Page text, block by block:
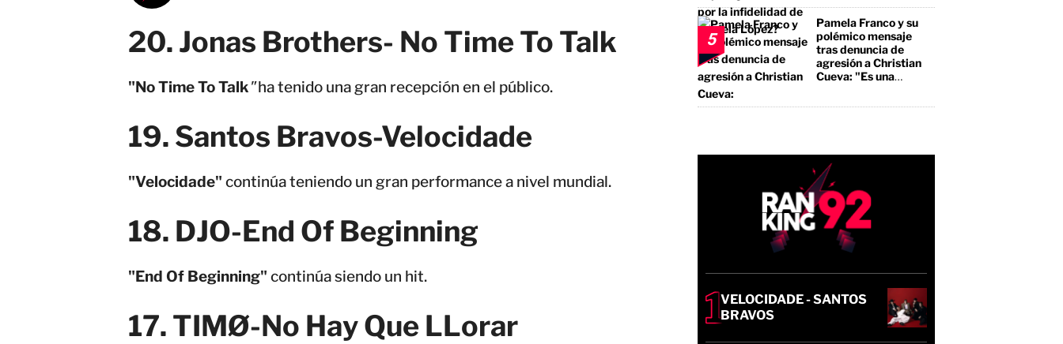
20. Jonas Brothers- No Time To Talk
"No Time To Talk"ha tenido una gran recepción en el público.
19. Santos Bravos-Velocidade
"Velocidade" continúa teniendo un gran performance a nivel mundial.
18. DJO-End Of Beginning
"End Of Beginning" continúa siendo un hit.
17. TIMØ-No Hay Que LLorar
5
Pamela Franco y su
polémico mensaje
tras denuncia de
agresión a Christian
Cueva: "Es una
VELOCIDADE - SANTOS
BRAVOS